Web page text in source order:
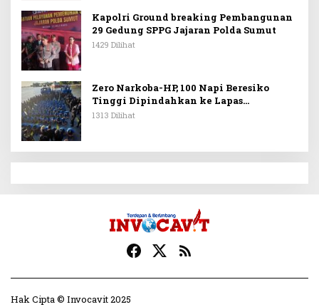
Kapolri Ground breaking Pembangunan
29 Gedung SPPG Jajaran Polda Sumut
1429 Dilihat
Zero Narkoba-HP, 100 Napi Beresiko
Tinggi Dipindahkan ke Lapas
Nusakambangan
1313 Dilihat
Hak Cipta © Invocavit 2025